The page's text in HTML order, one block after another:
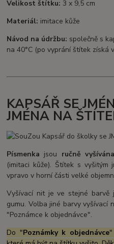
Velikost štítku:3 x 9,5 cm
Materiál: imitace kůže
Návod na údržbu: společně s
na 40°C (po vyprání štítek získá
KAPSÁŘ SE
JMÉNA NA
Písmenka jsou ručně vyšívána
(imitaci kůže). Štítek s vyšitým
vpravo v horní části velké
Vyšívací nit je ve stejné barvě
gumu. Volba jiné barvy vyšívací
"Poznámce k objednávce".
Do "Poznámky k objednávce"